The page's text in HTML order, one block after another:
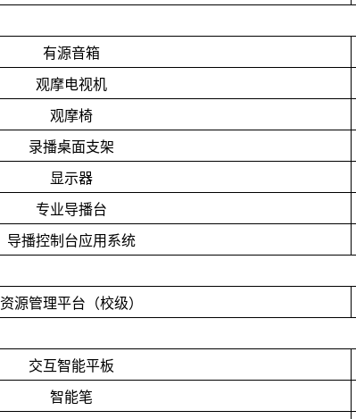
有源音箱
观摩电视机
观摩椅
录播桌面支架
显示器
专业导播台
导播控制台应用系统
资源管理平台（校级）
交互智能平板
智能笔